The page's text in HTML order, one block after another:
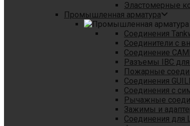
Эластомерные
Промышленная арматура
Соединения
Соединители с
Соединение
Разъемы IBC
Пожарные
Соединения
Соединения с
Рычажные
Зажимы и
Соединения для